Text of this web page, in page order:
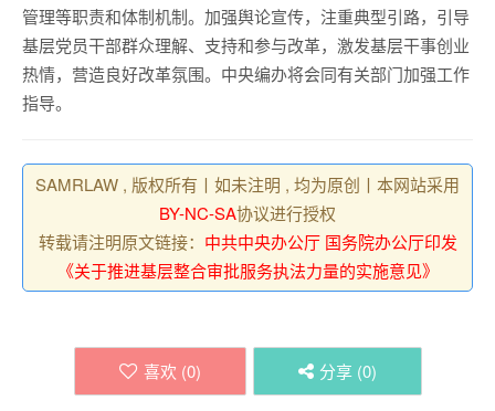
管理等职责和体制机制。加强舆论宣传，注重典型引路，引导
基层党员干部群众理解、支持和参与改革，激发基层干事创业
热情，营造良好改革氛围。中央编办将会同有关部门加强工作
指导。
SAMRLAW , 版权所有丨如未注明 , 均为原创丨本网站采用
BY-NC-SA协议进行授权
转载请注明原文链接： 中共中央办公厅 国务院办公厅印发
《关于推进基层整合审批服务执法力量的实施意见》
喜欢 (0) 分享 (0)